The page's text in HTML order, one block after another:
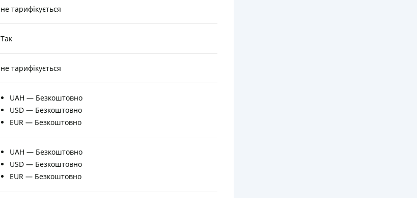
не тарифікується
Так
не тарифікується
UAH — Безкоштовно
USD — Безкоштовно
EUR — Безкоштовно
UAH — Безкоштовно
USD — Безкоштовно
EUR — Безкоштовно